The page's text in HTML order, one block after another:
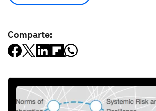
Comparte: